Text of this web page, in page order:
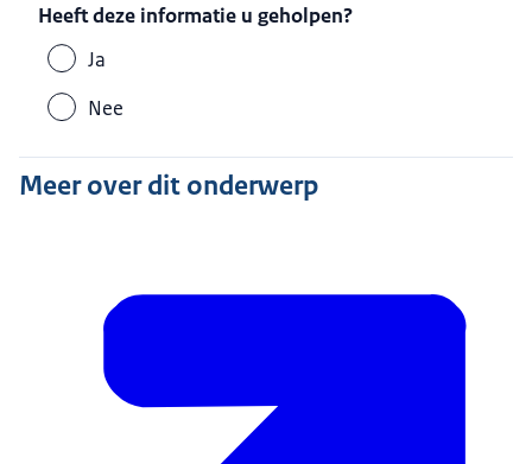
Heeft deze informatie u geholpen?
Ja
Nee
Meer over dit onderwerp